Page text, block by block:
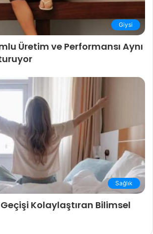
Giysi
Üretim ve Performansı Aynı
Sağlık
Kolaylaştıran Bilimsel